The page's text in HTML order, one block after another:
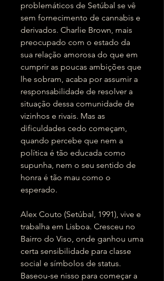
problemáticos de Setúbal se vê
sem fornecimento de cannabis e
derivados. Charlie Brown, mais
preocupado com o estado da
sua relação amorosa do que em
cumprir as poucas ambições que
lhe sobram, acaba por assumir a
responsabilidade de resolver a
situação dessa comunidade de
vizinhos e rivais. Mas as
dificuldades cedo começam,
quando percebe que nem a
política é tão educada como
supunha, nem o seu sentido de
honra é tão mau como o
esperado.
Alex Couto (Setúbal, 1991), vive e
trabalha em Lisboa. Cresceu no
Bairro do Viso, onde ganhou uma
certa sensibilidade para classe
social e símbolos de status.
Baseou-se nisso para começar a